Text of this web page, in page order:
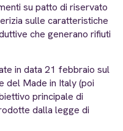
su patto di riservato
sulle caratteristiche
che generano rifiuti
in data 21 febbraio sul
del Made in Italy (poi
principale di
dalla legge di